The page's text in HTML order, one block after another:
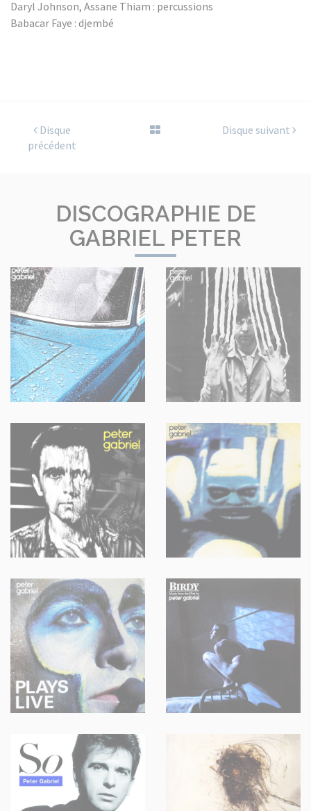
Daryl Johnson, Assane Thiam : percussions
Babacar Faye : djembé
Disque
précédent
Disque suivant
DISCOGRAPHIE DE
GABRIEL PETER